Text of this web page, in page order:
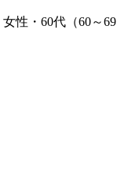
性・60代（60～69